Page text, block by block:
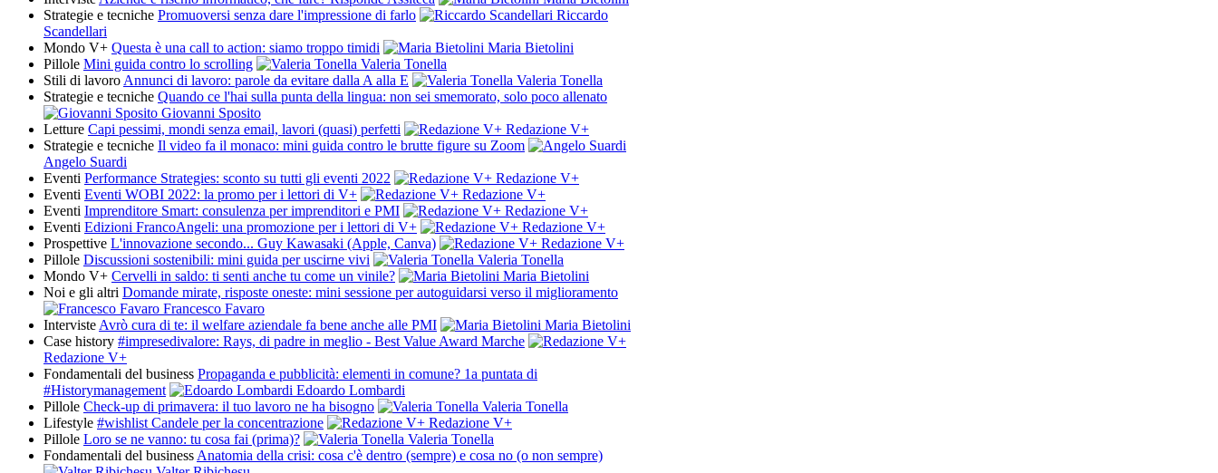
Strategie e tecniche Promuoversi senza dare l'impressione di farlo
Riccardo
Scandellari
Mondo V+ Questa è una call to action: siamo troppo timidi
Maria Bietolini
Pillole Mini guida contro lo scrolling
Valeria Tonella
Stili di lavoro Annunci di lavoro: parole da evitare dalla A alla E
Valeria Tonella
Strategie e tecniche Quando ce l'hai sulla punta della lingua: non sei smemorato, solo poco allenato
Giovanni Sposito
Letture Capi pessimi, mondi senza email, lavori (quasi) perfetti
Redazione V+
Strategie e tecniche Il video fa il monaco: mini guida contro le brutte figure su Zoom
Angelo Suardi
Eventi Performance Strategies: sconto su tutti gli eventi 2022
Redazione V+
Eventi Eventi WOBI 2022: la promo per i lettori di V+
Redazione V+
Eventi Imprenditore Smart: consulenza per imprenditori e PMI
Redazione V+
Eventi Edizioni FrancoAngeli: una promozione per i lettori di V+
Redazione V+
Prospettive L'innovazione secondo... Guy Kawasaki (Apple, Canva)
Redazione V+
Pillole Discussioni sostenibili: mini guida per uscirne vivi
Valeria Tonella
Mondo V+ Cervelli in saldo: ti senti anche tu come un vinile?
Maria Bietolini
Noi e gli altri Domande mirate, risposte oneste: mini sessione per autoguidarsi verso il miglioramento
Francesco Favaro
Interviste Avrò cura di te: il welfare aziendale fa bene anche alle PMI
Maria Bietolini
Case history #impresedivalore: Rays, di padre in meglio - Best Value Award Marche
Redazione V+
Fondamentali del business Propaganda e pubblicità: elementi in comune? 1a puntata di
#Historymanagement
Edoardo Lombardi
Pillole Check-up di primavera: il tuo lavoro ne ha bisogno
Valeria Tonella
Lifestyle #wishlist Candele per la concentrazione
Redazione V+
Pillole Loro se ne vanno: tu cosa fai (prima)?
Valeria Tonella
Fondamentali del business Anatomia della crisi: cosa c'è dentro (sempre) e cosa no (o non sempre)